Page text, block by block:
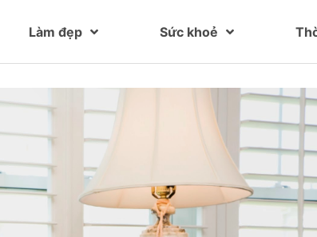
Làm đẹp Sức khoẻ